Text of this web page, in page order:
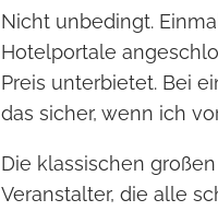
Nicht unbedingt.
Hotelportale
Preis unterbietet. Bei
das sicher, wenn ich
Die klassischen
Veranstalter, die alle